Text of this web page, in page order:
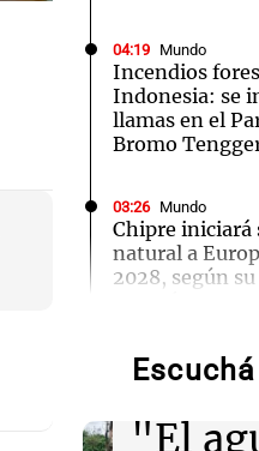
04:19 Mundo
Incendios
Indonesia: se
llamas en el
Bromo
03:26 Mundo
Chipre iniciará
natural a
2028, según
02:13 Mundo
Más de 1.300
Dolphin
Audio.
"El
Audio.